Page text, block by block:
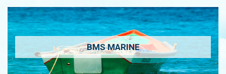
BMS MARINE